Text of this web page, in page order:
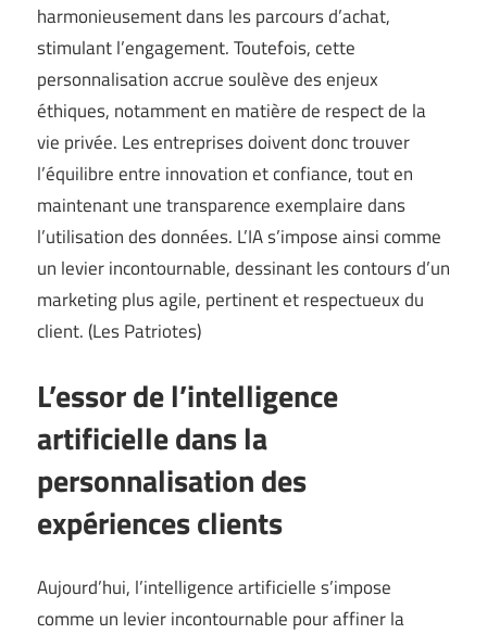
harmonieusement dans les parcours d’achat,
stimulant l’engagement. Toutefois, cette
personnalisation accrue soulève des enjeux
éthiques, notamment en matière de respect de la
vie privée. Les entreprises doivent donc trouver
l’équilibre entre innovation et confiance, tout en
maintenant une transparence exemplaire dans
l’utilisation des données. L’IA s’impose ainsi comme
un levier incontournable, dessinant les contours d’un
marketing plus agile, pertinent et respectueux du
client. (Les Patriotes)
L’essor de l’intelligence
artificielle dans la
personnalisation des
expériences clients
Aujourd’hui, l’intelligence artificielle s’impose
comme un levier incontournable pour affiner la